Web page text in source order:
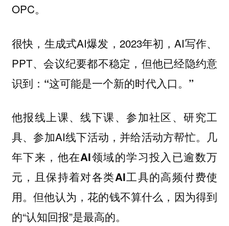
OPC。
很快，生成式AI爆发，2023年初，AI写作、
PPT、会议纪要都不稳定，但他已经隐约意
识到： “这可能是一个新的时代入口。”
他报线上课、线下课、参加社区、研究工
具、参加AI线下活动，并给活动方帮忙。几
年下来， 他在AI领域的学习投入已逾数万
元，且保持着对各类AI工具的高频付费使
用。但他认为，花的钱不算什么，因为得到
的“认知回报”是最高的。